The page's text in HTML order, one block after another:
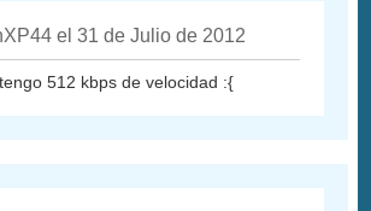
el 31 de Julio de 2012
512 kbps de velocidad :{